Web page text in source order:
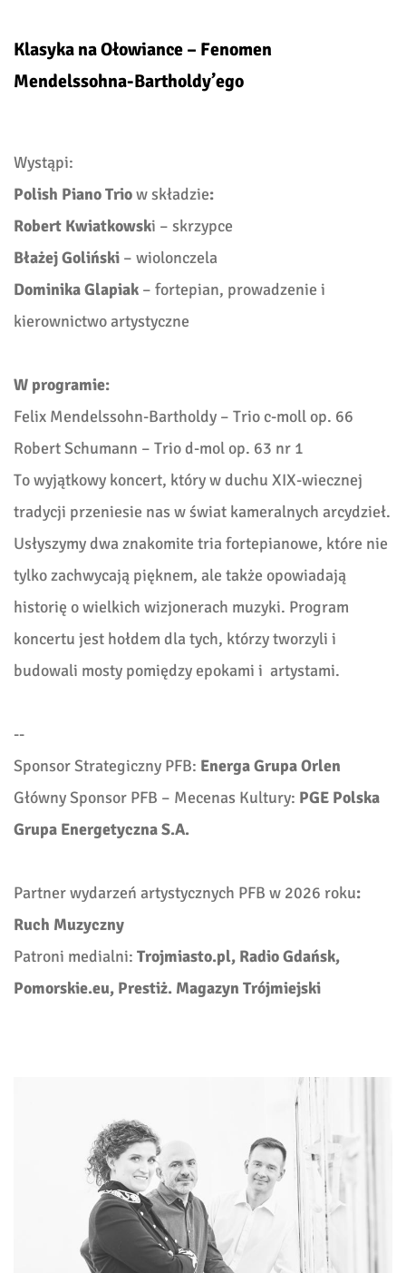
Klasyka na Ołowiance – Fenomen
Mendelssohna-Bartholdy’ego
Wystąpi:
Polish Piano Triow składzie:
Robert Kwiatkowski – skrzypce
Błażej Goliński – wiolonczela
Dominika Glapiak – fortepian, prowadzenie i
kierownictwo artystyczne
W programie:
Felix Mendelssohn-Bartholdy – Trio c-moll op. 66
Robert Schumann – Trio d-mol op. 63 nr 1
To wyjątkowy koncert, który w duchu XIX-wiecznej
tradycji przeniesie nas w świat kameralnych arcydzieł.
Usłyszymy dwa znakomite tria fortepianowe, które nie
tylko zachwycają pięknem, ale także opowiadają
historię o wielkich wizjonerach muzyki. Program
koncertu jest hołdem dla tych, którzy tworzyli i
budowali mosty pomiędzy epokami i artystami.
--
Sponsor Strategiczny PFB: Energa Grupa Orlen
Główny Sponsor PFB – Mecenas Kultury: PGE Polska
Grupa Energetyczna S.A.
Partner wydarzeń artystycznych PFB w 2026 roku:
Ruch Muzyczny
Patroni medialni:Trojmiasto.pl, Radio Gdańsk,
Pomorskie.eu, Prestiż. Magazyn Trójmiejski